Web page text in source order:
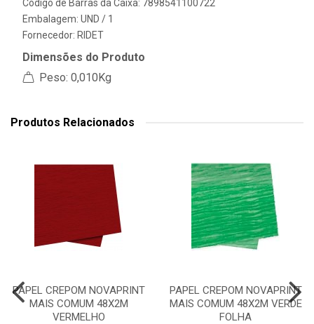
Código de Barras da Caixa: 7898541100722
Embalagem: UND / 1
Fornecedor: RIDET
Dimensões do Produto
Peso: 0,010Kg
Produtos Relacionados
PAPEL CREPOM NOVAPRINT
MAIS COMUM 48X2M
VERMELHO
PAPEL CREPOM NOVAPRINT
MAIS COMUM 48X2M VERDE
FOLHA